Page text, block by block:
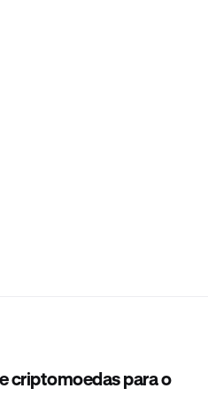
criptomoedas para o